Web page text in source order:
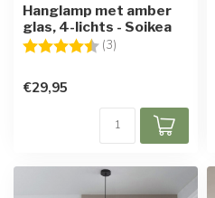
Hanglamp met amber
glas, 4-lichts - Soikea
Beoordeling: (3)
€29,95